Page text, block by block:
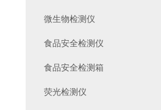
微生物检测仪
食品安全检测仪
食品安全检测箱
荧光检测仪